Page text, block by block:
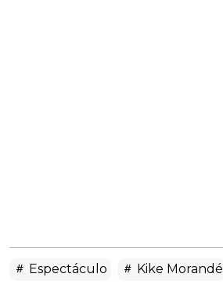
Espectáculo Kike Morandé